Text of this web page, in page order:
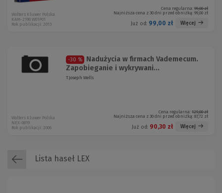
Cena regularna: 99,00 zł
Najniższa cena z 30 dni przed obniżką: 99,00 zł
Już od: 99,00 zł Więcej
Wolters Kluwer Polska
KAM-2190 W01P01
Rok publikacji: 2013
-30 %
Nadużycia w firmach Vademecum.
Zapobieganie i wykrywani...
T.Joseph Wells
Cena regularna: 129,00 zł
Najniższa cena z 30 dni przed obniżką: 87,72 zł
Już od: 90,30 zł Więcej
Wolters Kluwer Polska
NEX-0819
Rok publikacji: 2006
Lista haseł LEX